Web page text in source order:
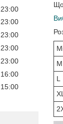
23:00
23:00
23:00
23:00
23:00
16:00
15:00
M
L